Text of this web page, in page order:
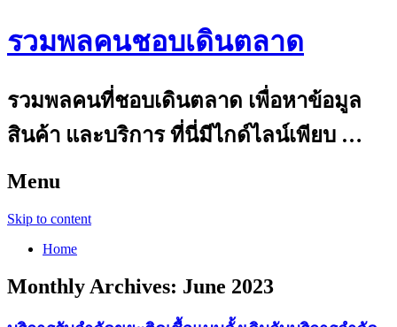
รวมพลคนชอบเดินตลาด
รวมพลคนที่ชอบเดินตลาด เพื่อหาข้อมูล
สินค้า และบริการ ที่นี่มีไกด์ไลน์เพียบ …
Menu
Skip to content
Home
Monthly Archives: June 2023